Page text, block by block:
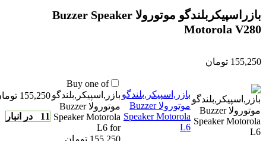
بازر‌اسپیکر‌بلندگو موتورولا Buzzer Speaker
Motorola V280
155,250 تومان
بازر‌,اسپیکر‌,بلندگو
موتورولا Buzzer
Speaker Motorola
L6
Buy one of
بازر‌,اسپیکر‌,بلندگو
موتورولا Buzzer
Speaker Motorola
L6 for
155,250 تومان
155,250
11 در انبار